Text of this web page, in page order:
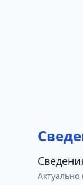
Актуально